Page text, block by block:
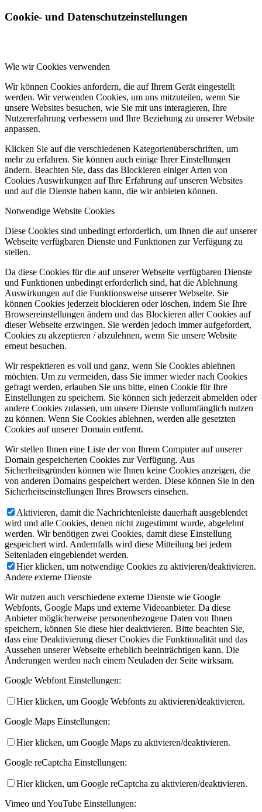
Cookie- und Datenschutzeinstellungen
Wie wir Cookies verwenden
Wir können Cookies anfordern, die auf Ihrem Gerät eingestellt
werden. Wir verwenden Cookies, um uns mitzuteilen, wenn Sie
unsere Websites besuchen, wie Sie mit uns interagieren, Ihre
Nutzererfahrung verbessern und Ihre Beziehung zu unserer Website
anpassen.
Klicken Sie auf die verschiedenen Kategorienüberschriften, um
mehr zu erfahren. Sie können auch einige Ihrer Einstellungen
ändern. Beachten Sie, dass das Blockieren einiger Arten von
Cookies Auswirkungen auf Ihre Erfahrung auf unseren Websites
und auf die Dienste haben kann, die wir anbieten können.
Notwendige Website Cookies
Diese Cookies sind unbedingt erforderlich, um Ihnen die auf unserer
Webseite verfügbaren Dienste und Funktionen zur Verfügung zu
stellen.
Da diese Cookies für die auf unserer Webseite verfügbaren Dienste
und Funktionen unbedingt erforderlich sind, hat die Ablehnung
Auswirkungen auf die Funktionsweise unserer Webseite. Sie
können Cookies jederzeit blockieren oder löschen, indem Sie Ihre
Browsereinstellungen ändern und das Blockieren aller Cookies auf
dieser Webseite erzwingen. Sie werden jedoch immer aufgefordert,
Cookies zu akzeptieren / abzulehnen, wenn Sie unsere Website
erneut besuchen.
Wir respektieren es voll und ganz, wenn Sie Cookies ablehnen
möchten. Um zu vermeiden, dass Sie immer wieder nach Cookies
gefragt werden, erlauben Sie uns bitte, einen Cookie für Ihre
Einstellungen zu speichern. Sie können sich jederzeit abmelden oder
andere Cookies zulassen, um unsere Dienste vollumfänglich nutzen
zu können. Wenn Sie Cookies ablehnen, werden alle gesetzten
Cookies auf unserer Domain entfernt.
Wir stellen Ihnen eine Liste der von Ihrem Computer auf unserer
Domain gespeicherten Cookies zur Verfügung. Aus
Sicherheitsgründen können wie Ihnen keine Cookies anzeigen, die
von anderen Domains gespeichert werden. Diese können Sie in den
Sicherheitseinstellungen Ihres Browsers einsehen.
Aktivieren, damit die Nachrichtenleiste dauerhaft ausgeblendet
wird und alle Cookies, denen nicht zugestimmt wurde, abgelehnt
werden. Wir benötigen zwei Cookies, damit diese Einstellung
gespeichert wird. Andernfalls wird diese Mitteilung bei jedem
Seitenladen eingeblendet werden.
Hier klicken, um notwendige Cookies zu aktivieren/deaktivieren.
Andere externe Dienste
Wir nutzen auch verschiedene externe Dienste wie Google
Webfonts, Google Maps und externe Videoanbieter. Da diese
Anbieter möglicherweise personenbezogene Daten von Ihnen
speichern, können Sie diese hier deaktivieren. Bitte beachten Sie,
dass eine Deaktivierung dieser Cookies die Funktionalität und das
Aussehen unserer Webseite erheblich beeinträchtigen kann. Die
Änderungen werden nach einem Neuladen der Seite wirksam.
Google Webfont Einstellungen:
Hier klicken, um Google Webfonts zu aktivieren/deaktivieren.
Google Maps Einstellungen:
Hier klicken, um Google Maps zu aktivieren/deaktivieren.
Google reCaptcha Einstellungen:
Hier klicken, um Google reCaptcha zu aktivieren/deaktivieren.
Vimeo und YouTube Einstellungen: